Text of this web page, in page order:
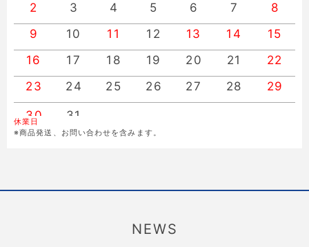
2
3 4 5 6 7
8
9
10 11 12 13 14
15
16
17 18 19 20 21
22
23
24 25 26 27 28 29
30 31
休業日
※商品発送、お問い合わせを含みます。
NEWS